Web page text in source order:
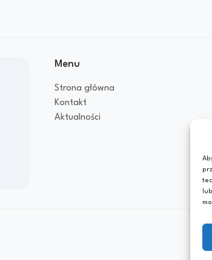
Menu
Strona główna
Kontakt
Aktualności